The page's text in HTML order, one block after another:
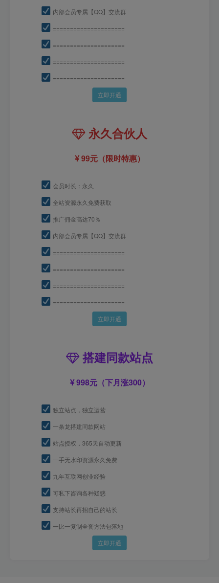
内部会员专属【QQ】交流群
=====================
=====================
=====================
=====================
立即开通
永久合伙人
99元（限时特惠）
会员时长：永久
全站资源永久免费获取
推广佣金高达70％
内部会员专属【QQ】交流群
=====================
=====================
=====================
=====================
立即开通
搭建同款站点
998元（下月涨300）
独立站点，独立运营
一条龙搭建同款网站
站点授权，365天自动更新
一手无水印资源永久免费
九年互联网创业经验
可私下咨询各种疑惑
支持站长再招自己的站长
一比一复制全套方法包落地
立即开通